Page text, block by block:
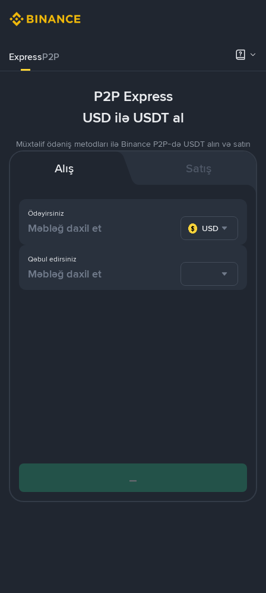
ExpressP2P
P2P Express
USD ilə USDT al
Müxtəlif ödəniş metodları ilə Binance P2P-də USDT alın və satın
Alış Satış
Ödəyirsiniz
USD
Qəbul edirsiniz